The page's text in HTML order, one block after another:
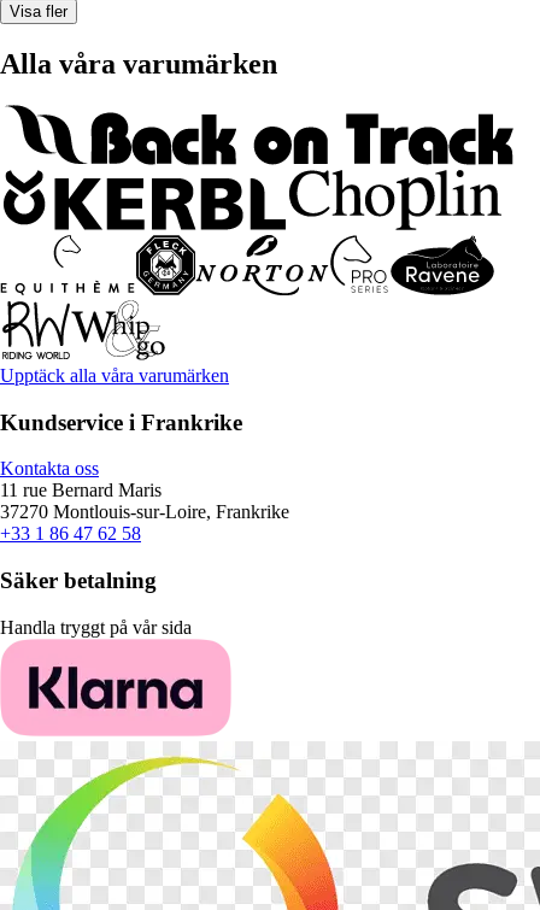
Visa fler
Alla våra varumärken
Upptäck alla våra varumärken
Kundservice i Frankrike
Kontakta oss
11 rue Bernard Maris
37270 Montlouis-sur-Loire, Frankrike
+33 1 86 47 62 58
Säker betalning
Handla tryggt på vår sida